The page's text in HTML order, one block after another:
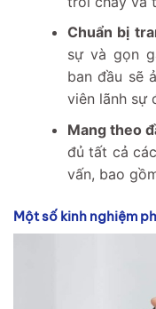
Chuẩn bị
sự và gọn
ban đầu sẽ
viên lãnh sự
Mang theo
đủ tất cả
vấn, bao
Một số kinh nghiệm